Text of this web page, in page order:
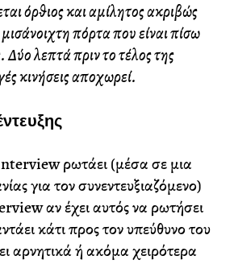
όρθιος και αμίλητος ακριβώς
πόρτα που είναι πίσω
λεπτά πριν το τέλος της
κινήσεις αποχωρεί.
ρωτάει (μέσα σε μια
για τον συνεντευξιαζόμενο)
αν έχει αυτός να ρωτήσει
κάτι προς τον υπεύθυνο του
αρνητικά ή ακόμα χειρότερα